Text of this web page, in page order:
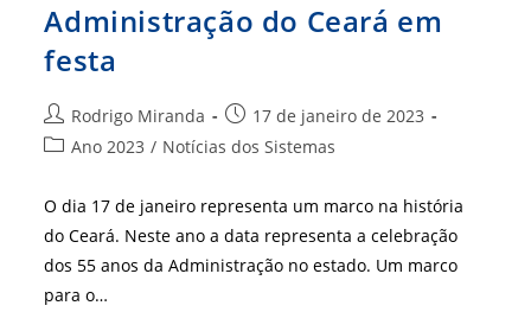
Administração do Ceará em
festa
Autor
do
Rodrigo Miranda
Post
publicado:
17 de janeiro de 2023
Categoria
post:
Ano 2023 / Notícias dos Sistemas
O dia 17 de janeiro representa um marco na história
do Ceará. Neste ano a data representa a celebração
dos 55 anos da Administração no estado. Um marco
para o…